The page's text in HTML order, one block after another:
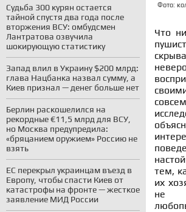
Судьба 300 курян остается
тайной спустя два года после
вторжения ВСУ: омбудсмен
Лантратова озвучила
шокирующую статистику
Запад влил в Украину $200 млрд:
глава Нацбанка назвал сумму, а
Киев признал — денег больше нет
Берлин раскошелился на
рекордные €11,5 млрд для ВСУ,
но Москва предупредила:
«бряцанием оружием» Россию не
взять
ЕС перекрыл украинцам въезд в
Европу, чтобы спасти Киев от
катастрофы на фронте — жесткое
заявление МИД России
Фото:
Что
тем,
их
не